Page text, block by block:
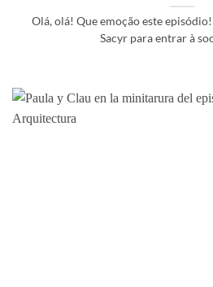
Olá, olá! Que emoção este
Sacyr para entrar à